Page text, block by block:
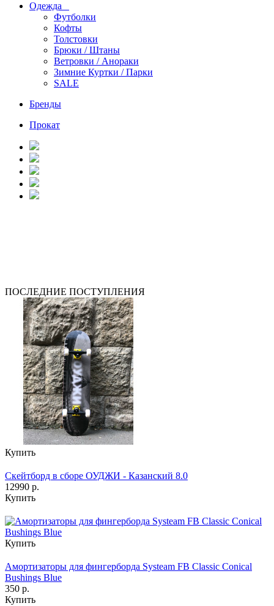
Одежда
Футболки
Кофты
Толстовки
Брюки / Штаны
Ветровки / Анораки
Зимние Куртки / Парки
SALE
Бренды
Прокат
ПОСЛЕДНИЕ ПОСТУПЛЕНИЯ
Купить
Скейтборд в сборе ОУДЖИ - Казанский 8.0
12990 р.
Купить
Купить
Амортизаторы для фингерборда Systeam FB Classic Conical
Bushings Blue
350 р.
Купить